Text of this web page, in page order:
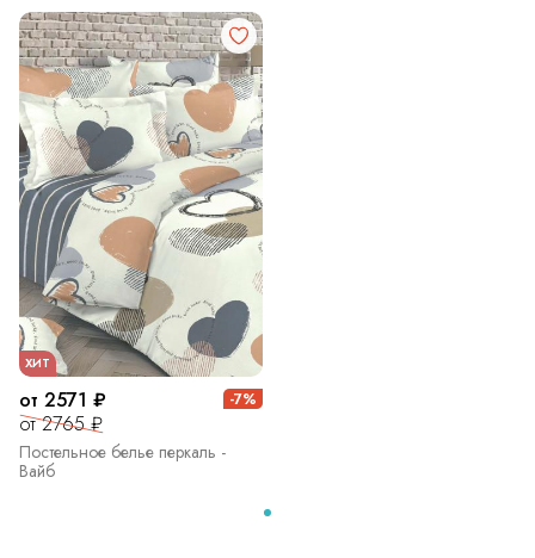
ХИТ
от 2571 ₽
от 2765 ₽
-7%
Постельное белье перкаль -
Вайб